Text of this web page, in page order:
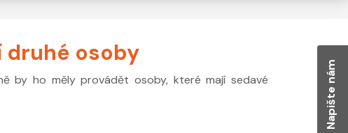
druhé osoby
by ho měly provádět osoby, které mají sedavé
Napište nám